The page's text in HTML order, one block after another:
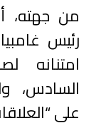
من جهته،
رئيس
امتنانه
السادس،
على